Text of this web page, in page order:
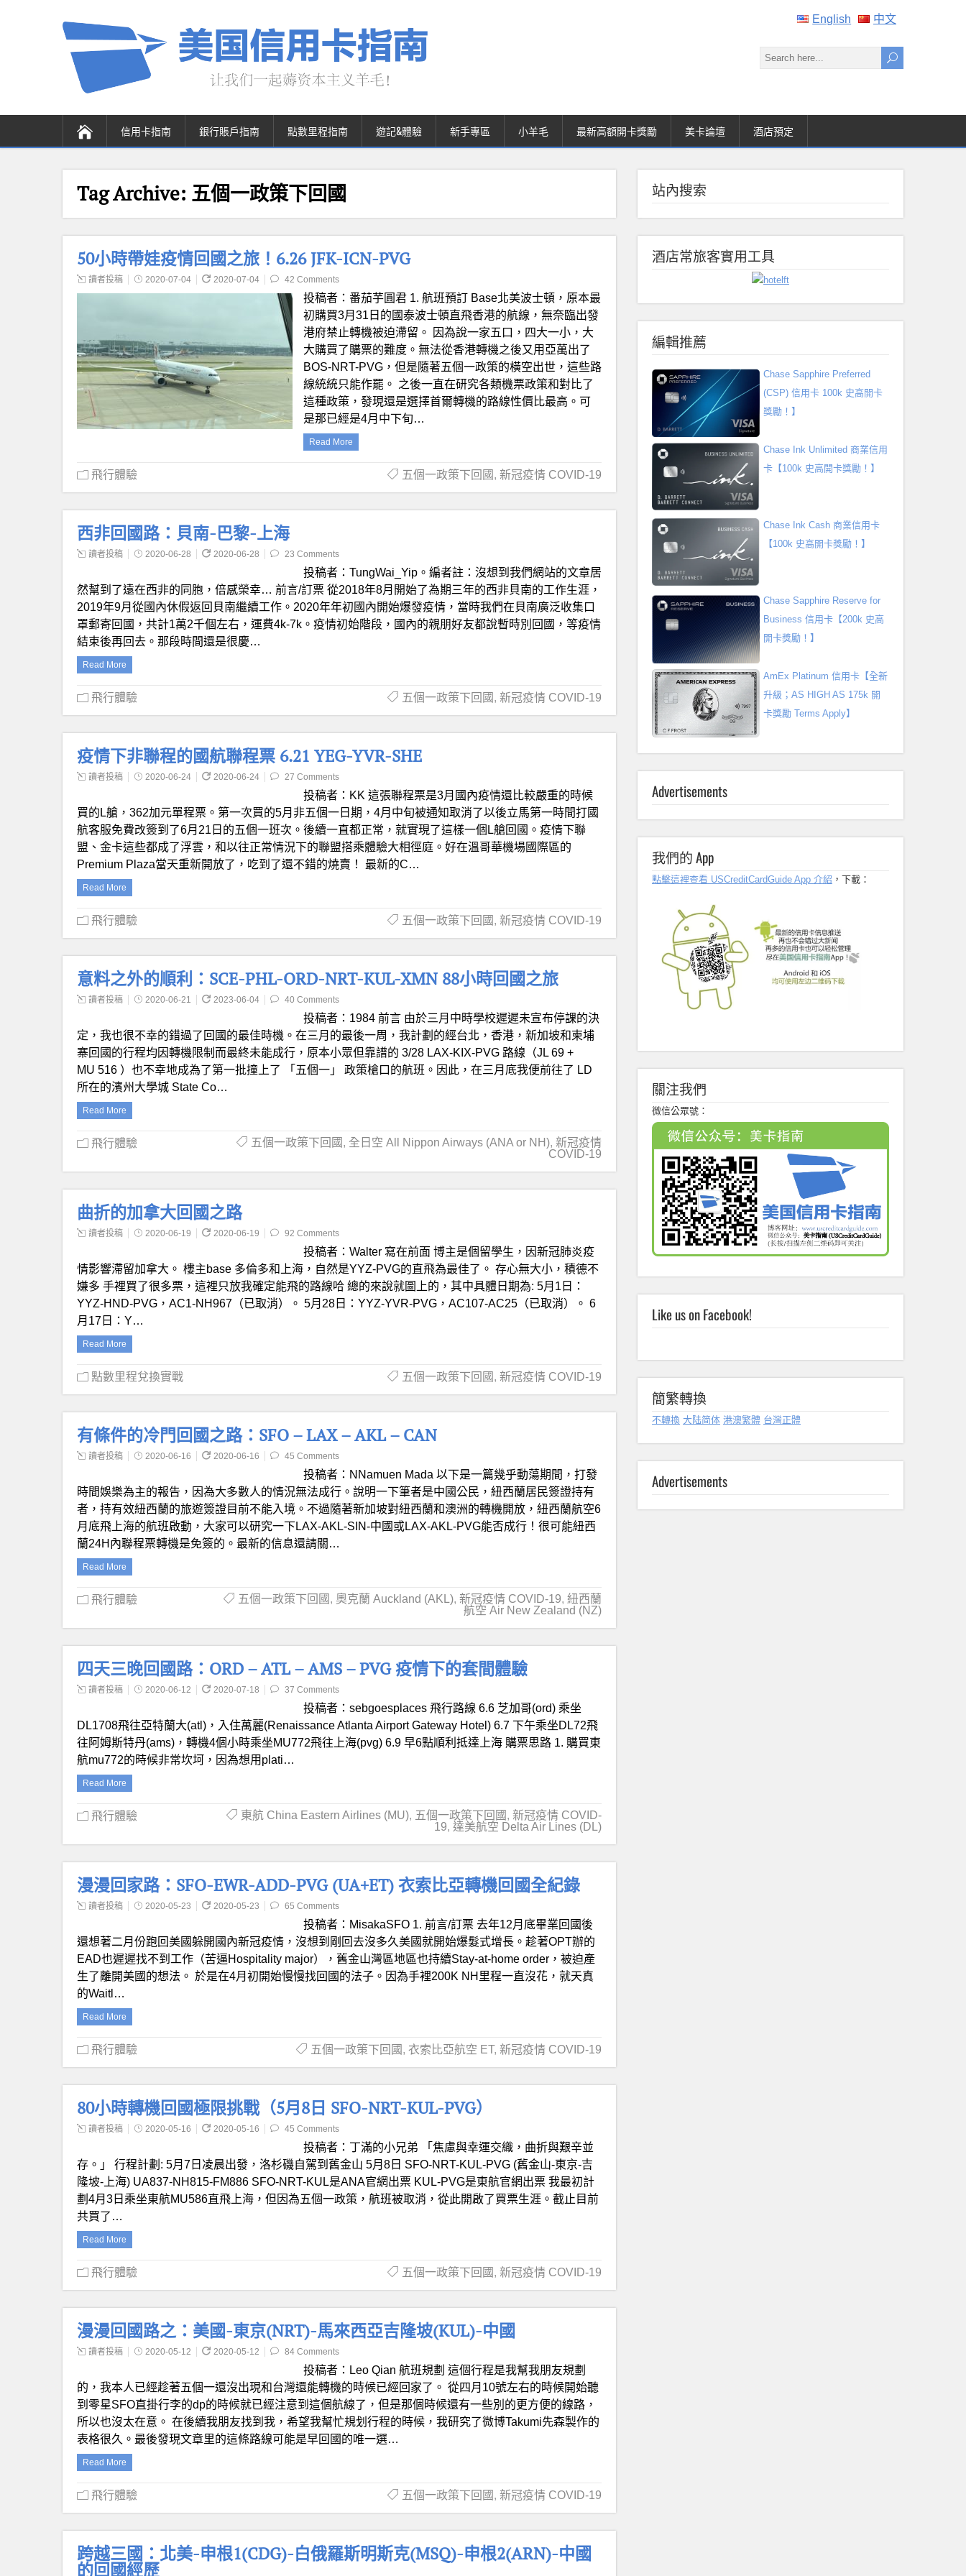
English 中文
信用卡指南 銀行賬戶指南 點數里程指南 遊記&體驗 新手專區 小羊毛 最新高額開卡獎勵 美卡論壇 酒店預定
Tag Archive: 五個一政策下回國
50小時帶娃疫情回國之旅！6.26 JFK-ICN-PVG
讀者投稿 2020-07-04 2020-07-04 42 Comments
投稿者：番茄芋圓君 1. 航班預訂 Base北美波士頓，原本最
初購買3月31日的國泰波士頓直飛香港的航線，無奈臨出發
港府禁止轉機被迫滯留。 因為說一家五口，四大一小，大
大購買了購票的難度。無法從香港轉機之後又用亞萬出了
BOS-NRT-PVG，但是隨著五個一政策的橫空出世，這些路
線統統只能作罷。 之後一直在研究各類機票政策和對比了
這種政策，發現還是選擇首爾轉機的路線性價比最高。可
是那已經是4月中下旬…
Read More
飛行體驗 五個一政策下回國 , 新冠疫情 COVID-19
西非回國路：貝南-巴黎-上海
讀者投稿 2020-06-28 2020-06-28 23 Comments
投稿者：TungWai_Yip。編者註：沒想到我們網站的文章居
然幫到了遠在西非的同胞，倍感榮幸… 前言/訂票 從2018年8月開始了為期三年的西非貝南的工作生涯，
2019年9月從國內休假返回貝南繼續工作。2020年年初國內開始爆發疫情，當時我們在貝南廣泛收集口
罩郵寄回國，共計1萬2千個左右，運費4k-7k。疫情初始階段，國內的親朋好友都說暫時別回國，等疫情
結束後再回去。那段時間還是很慶…
Read More
飛行體驗 五個一政策下回國 , 新冠疫情 COVID-19
疫情下非聯程的國航聯程票 6.21 YEG-YVR-SHE
讀者投稿 2020-06-24 2020-06-24 27 Comments
投稿者：KK 這張聯程票是3月國內疫情還比較嚴重的時候
買的L艙，362加元單程票。第一次買的5月非五個一日期，4月中旬被通知取消了以後立馬第一時間打國
航客服免費改簽到了6月21日的五個一班次。後續一直都正常，就實現了這樣一個L艙回國。疫情下聯
盟、金卡這些都成了浮雲，和以往正常情況下的聯盟搭乘體驗大相徑庭。好在溫哥華機場國際區的
Premium Plaza當天重新開放了，吃到了還不錯的燒賣！ 最新的C…
Read More
飛行體驗 五個一政策下回國 , 新冠疫情 COVID-19
意料之外的順利：SCE-PHL-ORD-NRT-KUL-XMN 88小時回國之旅
讀者投稿 2020-06-21 2023-06-04 40 Comments
投稿者：1984 前言 由於三月中時學校遲遲未宣布停課的決
定，我也很不幸的錯過了回國的最佳時機。在三月的最後一周，我計劃的經台北，香港，新加坡和柬埔
寨回國的行程均因轉機限制而最終未能成行，原本小眾但靠譜的 3/28 LAX-KIX-PVG 路線（JL 69 +
MU 516 ）也不幸地成為了第一批撞上了 「五個一」 政策槍口的航班。因此，在三月底我便前往了 LD
所在的濱州大學城 State Co…
Read More
飛行體驗 五個一政策下回國 , 全日空 All Nippon Airways (ANA or NH), 新冠疫情
COVID-19
曲折的加拿大回國之路
讀者投稿 2020-06-19 2020-06-19 92 Comments
投稿者：Walter 寫在前面 博主是個留學生，因新冠肺炎疫
情影響滯留加拿大。 樓主base 多倫多和上海，自然是YYZ-PVG的直飛為最佳了。 存心無大小，積德不
嫌多 手裡買了很多票，這裡只放我確定能飛的路線哈 總的來說就圖上的，其中具體日期為: 5月1日：
YYZ-HND-PVG，AC1-NH967（已取消）。 5月28日：YYZ-YVR-PVG，AC107-AC25（已取消）。 6
月17日：Y…
Read More
點數里程兌換實戰 五個一政策下回國 , 新冠疫情 COVID-19
有條件的冷門回國之路：SFO – LAX – AKL – CAN
讀者投稿 2020-06-16 2020-06-16 45 Comments
投稿者：NNamuen Mada 以下是一篇幾乎動蕩期間，打發
時間娛樂為主的報告，因為大多數人的情況無法成行。說明一下筆者是中國公民，紐西蘭居民簽證持有
者，持有效紐西蘭的旅遊簽證目前不能入境。不過隨著新加坡對紐西蘭和澳洲的轉機開放，紐西蘭航空6
月底飛上海的航班啟動，大家可以研究一下LAX-AKL-SIN-中國或LAX-AKL-PVG能否成行！很可能紐西
蘭24H內聯程票轉機是免簽的。最新的信息還請關…
Read More
飛行體驗 五個一政策下回國 , 奧克蘭 Auckland (AKL), 新冠疫情 COVID-19, 紐西蘭
航空 Air New Zealand (NZ)
四天三晚回國路：ORD – ATL – AMS – PVG 疫情下的套間體驗
讀者投稿 2020-06-12 2020-07-18 37 Comments
投稿者：sebgoesplaces 飛行路線 6.6 芝加哥(ord) 乘坐
DL1708飛往亞特蘭大(atl)，入住萬麗(Renaissance Atlanta Airport Gateway Hotel) 6.7 下午乘坐DL72飛
往阿姆斯特丹(ams)，轉機4個小時乘坐MU772飛往上海(pvg) 6.9 早6點順利抵達上海 購票思路 1. 購買東
航mu772的時候非常坎坷，因為想用plati…
Read More
飛行體驗 東航 China Eastern Airlines (MU), 五個一政策下回國 , 新冠疫情 COVID-
19, 達美航空 Delta Air Lines (DL)
漫漫回家路：SFO-EWR-ADD-PVG (UA+ET) 衣索比亞轉機回國全紀錄
讀者投稿 2020-05-23 2020-05-23 65 Comments
投稿者：MisakaSFO 1. 前言/訂票 去年12月底畢業回國後
還想著二月份跑回美國躲開國內新冠疫情，沒想到剛回去沒多久美國就開始爆髮式增長。趁著OPT辦的
EAD也遲遲找不到工作（苦逼Hospitality major），舊金山灣區地區也持續Stay-at-home order，被迫產
生了離開美國的想法。 於是在4月初開始慢慢找回國的法子。因為手裡200K NH里程一直沒花，就天真
的Waitl…
Read More
飛行體驗 五個一政策下回國 , 衣索比亞航空 ET, 新冠疫情 COVID-19
80小時轉機回國極限挑戰（5月8日 SFO-NRT-KUL-PVG）
讀者投稿 2020-05-16 2020-05-16 45 Comments
投稿者：丁滿的小兄弟 「焦慮與幸運交織，曲折與艱辛並
存。」 行程計劃: 5月7日凌晨出發，洛杉磯自駕到舊金山 5月8日 SFO-NRT-KUL-PVG (舊金山-東京-吉
隆坡-上海) UA837-NH815-FM886 SFO-NRT-KUL是ANA官網出票 KUL-PVG是東航官網出票 我最初計
劃4月3日乘坐東航MU586直飛上海，但因為五個一政策，航班被取消，從此開啟了買票生涯。截止目前
共買了…
Read More
飛行體驗 五個一政策下回國 , 新冠疫情 COVID-19
漫漫回國路之：美國-東京(NRT)-馬來西亞吉隆坡(KUL)-中國
讀者投稿 2020-05-12 2020-05-12 84 Comments
投稿者：Leo Qian 航班規劃 這個行程是我幫我朋友規劃
的，我本人已經趁著五個一還沒出現和台灣還能轉機的時候已經回家了。 從四月10號左右的時候開始聽
到零星SFO直掛行李的dp的時候就已經注意到這個航線了，但是那個時候還有一些別的更方便的線路，
所以也沒太在意。 在後續我朋友找到我，希望我幫忙規划行程的時候，我研究了微博Takumi先森製作的
表格很久。最後發現文章里的這條路線可能是早回國的唯一選…
Read More
飛行體驗 五個一政策下回國 , 新冠疫情 COVID-19
跨越三國：北美-申根1(CDG)-白俄羅斯明斯克(MSQ)-申根2(ARN)-中國
的回國經歷
站內搜索
酒店常旅客實用工具
編輯推薦
Chase Sapphire Preferred
(CSP) 信用卡 100k 史高開卡
獎勵！】
Chase Ink Unlimited 商業信用
卡【100k 史高開卡獎勵！】
Chase Ink Cash 商業信用卡
【100k 史高開卡獎勵！】
Chase Sapphire Reserve for
Business 信用卡【200k 史高
開卡獎勵！】
AmEx Platinum 信用卡【全新
升級；AS HIGH AS 175k 開
卡獎勵 Terms Apply】
Advertisements
我們的 App
點擊這裡查看 USCreditCardGuide App 介紹 ，下載：
關注我們
微信公眾號：
Like us on Facebook!
簡繁轉換
不轉換 大陆简体 港澳繁體 台灣正體
Advertisements